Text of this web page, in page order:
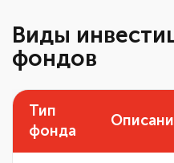
Виды
фондов
Тип
фонда